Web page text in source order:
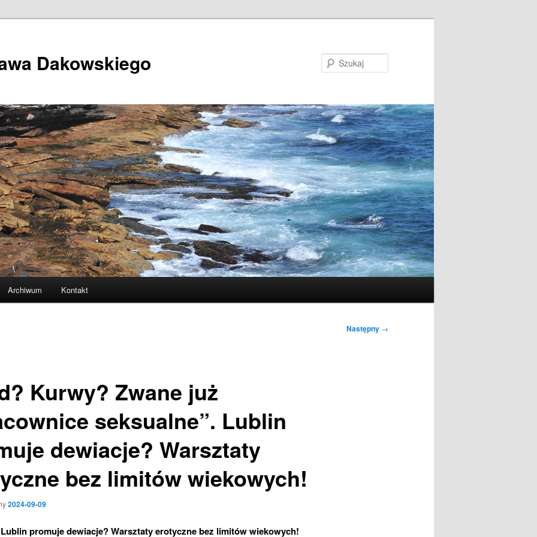
Dakowskiego
Archiwum Kontakt
Następny →
Kurwy? Zwane już
seksualne”. Lublin
dewiacje? Warsztaty
bez limitów wiekowych!
2024-09-09
promuje dewiacje? Warsztaty erotyczne bez limitów wiekowych!